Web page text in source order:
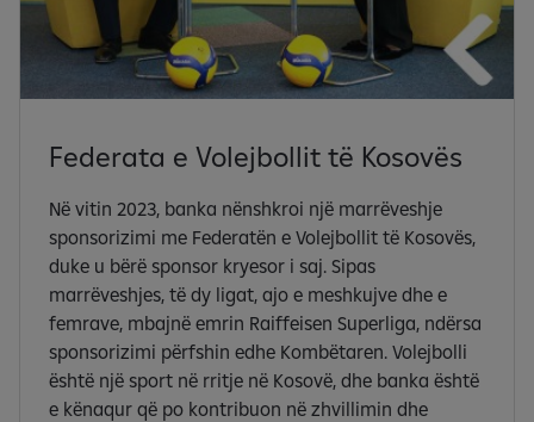
Federata e Volejbollit të Kosovës
Në vitin 2023, banka nënshkroi një marrëveshje
sponsorizimi me Federatën e Volejbollit të Kosovës,
duke u bërë sponsor kryesor i saj. Sipas
marrëveshjes, të dy ligat, ajo e meshkujve dhe e
femrave, mbajnë emrin Raiffeisen Superliga, ndërsa
sponsorizimi përfshin edhe Kombëtaren. Volejbolli
është një sport në rritje në Kosovë, dhe banka është
e kënaqur që po kontribuon në zhvillimin dhe